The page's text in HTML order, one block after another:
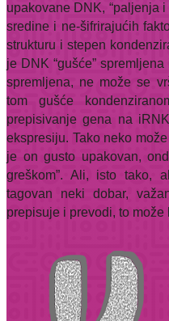
upakovane DNK, “paljenja
sredine i ne-šifrirajućih
strukturu i stepen
je DNK “gušće” spremljena
spremljena, ne može se
tom gušće
prepisivanje gena na
ekspresiju. Tako neko
je on gusto upakovan,
greškom”. Ali, isto tako,
tagovan neki dobar,
prepisuje i prevodi, to